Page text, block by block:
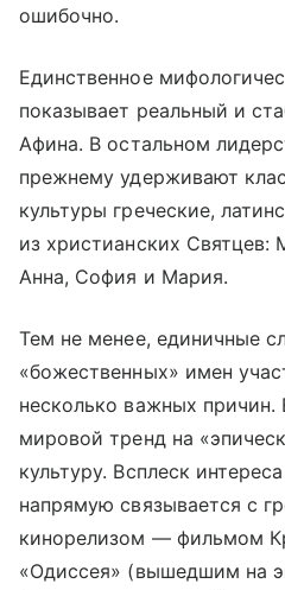
ошибочно.
Единственное
показывает реальный и
Афина. В остальном
прежнему удерживают
культуры греческие,
из христианских Святцев:
Анна, София и Мария.
Тем не менее, единичные
«божественных» имен
несколько важных причин.
мировой тренд на
культуру. Всплеск
напрямую связывается с
кинорелизом — фильмом
«Одиссея» (вышедшим на